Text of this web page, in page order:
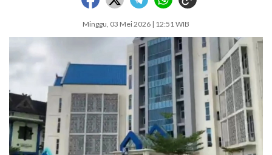
Minggu, 03 Mei 2026 | 12:51 WIB